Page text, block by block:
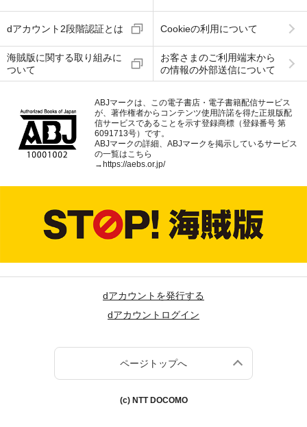
dアカウント2段階認証とは Cookieの利用について
海賊版に関する取り組みに
ついて
お客さまのご利用端末から
の情報の外部送信について
ABJマークは、この電子書店・電子書籍配信サービス
が、著作権者からコンテンツ使用許諾を得た正規版配
信サービスであることを示す登録商標（登録番号 第
6091713号）です。
ABJマークの詳細、ABJマークを掲示しているサービス
の一覧はこちら
→https://aebs.or.jp/
dアカウントを発行する
dアカウントログイン
ページトップへ
(c) NTT DOCOMO